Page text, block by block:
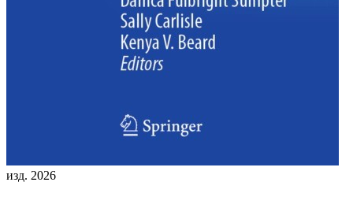
изд. 2026